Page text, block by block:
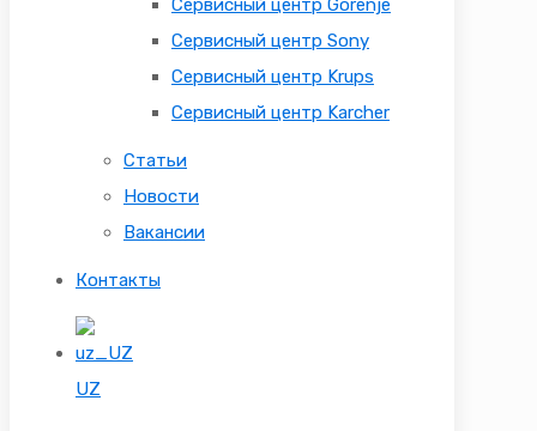
Сервисный центр Gorenje
Сервисный центр Sony
Сервисный центр Krups
Сервисный центр Karcher
Статьи
Новости
Вакансии
Контакты
UZ